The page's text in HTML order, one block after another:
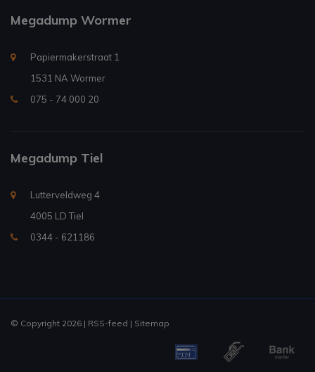
Megadump Wormer
Papiermakerstraat 1
1531 NA Wormer
075 - 74 000 20
Megadump Tiel
Lutterveldweg 4
4005 LD Tiel
0344 - 621186
© Copyright 2026 | RSS-feed | Sitemap